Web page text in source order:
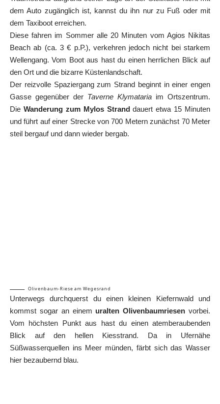
dem Auto zugänglich ist, kannst du ihn nur zu Fuß oder mit
dem Taxiboot erreichen.
Diese fahren im Sommer alle 20 Minuten vom Agios Nikitas
Beach ab (ca. 3 € p.P.), verkehren jedoch nicht bei starkem
Wellengang. Vom Boot aus hast du einen herrlichen Blick auf
den Ort und die bizarre Küstenlandschaft.
Der reizvolle Spaziergang zum Strand beginnt in einer engen
Gasse gegenüber der Taverne Klymataria im Ortszentrum.
Die Wanderung zum Mylos Stranddauert etwa 15 Minuten
und führt auf einer Strecke von 700 Metern zunächst 70 Meter
steil bergauf und dann wieder bergab.
Olivenbaum-Riese am Wegesrand
Unterwegs durchquerst du einen kleinen Kiefernwald und
kommst sogar an einem uralten Olivenbaumriesen vorbei.
Vom höchsten Punkt aus hast du einen atemberaubenden
Blick auf den hellen Kiesstrand. Da in Ufernähe
Süßwasserquellen ins Meer münden, färbt sich das Wasser
hier bezaubernd blau.